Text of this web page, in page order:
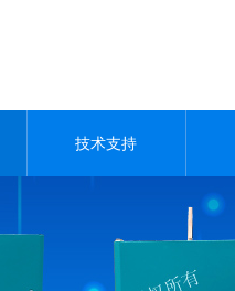
技术支持